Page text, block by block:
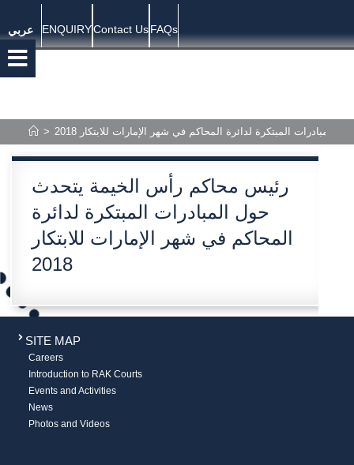
عربي ENQUIRYContact UsFAQs
> المبتكرة لدائرة المحاكم في شهر الإمارات للابتكار 2018
رئيس محاكم رأس الخيمة يتحدث
حول المبادرات المبتكرة لدائرة
المحاكم في شهر الإمارات للابتكار
2018
SITE MAP
Careers
Introduction to RAK Courts
Events and Activities
News
Photos and Videos